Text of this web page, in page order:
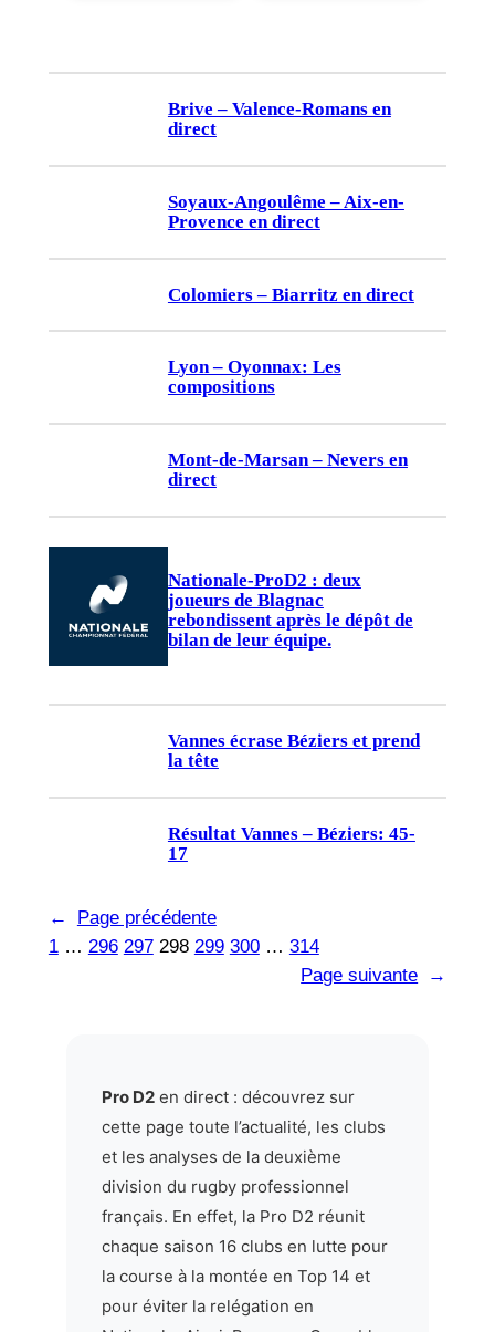
Brive – Valence-Romans en
direct
Soyaux-Angoulême – Aix-en-
Provence en direct
Colomiers – Biarritz en direct
Lyon – Oyonnax: Les
compositions
Mont-de-Marsan – Nevers en
direct
Nationale-ProD2 : deux
joueurs de Blagnac
rebondissent après le dépôt de
bilan de leur équipe.
Vannes écrase Béziers et prend
la tête
Résultat Vannes – Béziers: 45-
17
←
Page précédente
1 … 296 297 298 299 300 … 314
Page suivante
→
Pro D2en direct : découvrez sur
cette page toute l’actualité, les clubs
et les analyses de la deuxième
division du rugby professionnel
français. En effet, la Pro D2 réunit
chaque saison 16 clubs en lutte pour
la course à la montée en Top 14 et
pour éviter la relégation en